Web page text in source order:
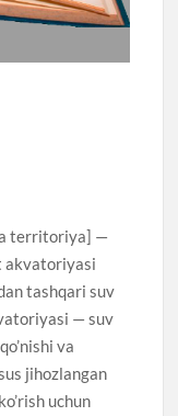
territoriya] —
akvatoriyasi
tashqari suv
— suv
va
jihozlangan
uchun